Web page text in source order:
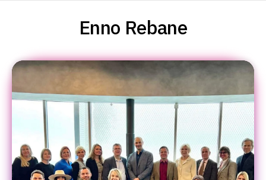
Enno Rebane